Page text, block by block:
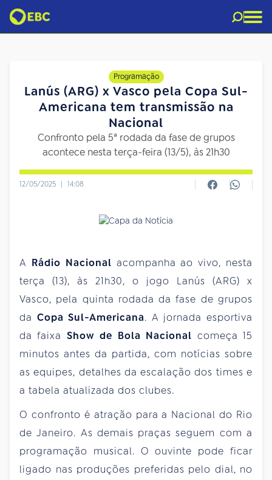
Programação
Lanús (ARG) x Vasco pela Copa Sul-
Americana tem transmissão na
Nacional
Confronto pela 5ª rodada da fase de grupos
acontece nesta terça-feira (13/5), às 21h30
12/05/2025 | 14:08
A Rádio Nacional acompanha ao vivo, nesta
terça (13), às 21h30, o jogo Lanús (ARG) x
Vasco, pela quinta rodada da fase de grupos
da Copa Sul-Americana. A jornada esportiva
da faixa Show de Bola Nacional começa 15
minutos antes da partida, com notícias sobre
as equipes, detalhes da escalação dos times e
a tabela atualizada dos clubes.
O confronto é atração para a Nacional do Rio
de Janeiro. As demais praças seguem com a
programação musical. O ouvinte pode ficar
ligado nas produções preferidas pelo dial, no